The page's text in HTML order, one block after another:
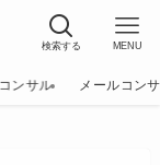
検索する MENU
ンサル メールコン